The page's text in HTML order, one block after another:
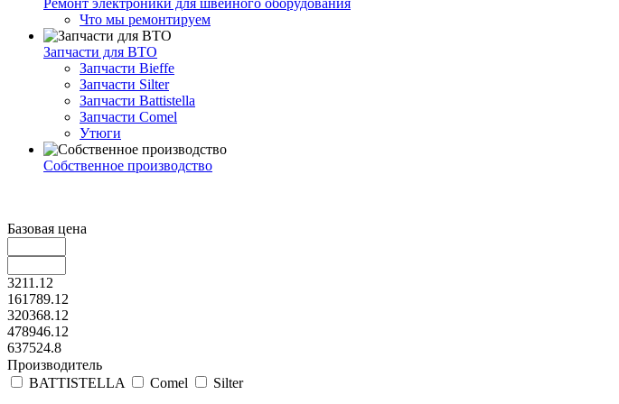
Что мы ремонтируем
Запчасти для ВТО
Запчасти Bieffe
Запчасти Silter
Запчасти Battistella
Запчасти Comel
Утюги
Собственное производство
Базовая цена
3211.12
161789.12
320368.12
478946.12
637524.8
Производитель
BATTISTELLA
Comel Silter